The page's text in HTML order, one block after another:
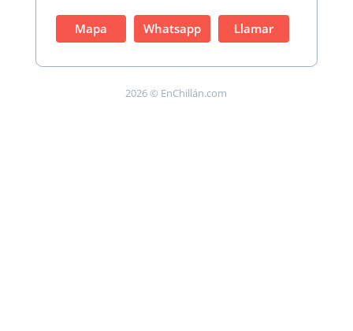
Mapa Whatsapp Llamar
2026 © EnChillán.com